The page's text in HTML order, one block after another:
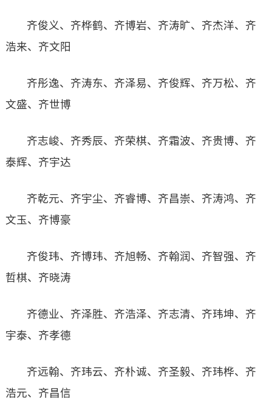
齐俊义、齐桦鹤、齐博岩、齐涛旷、齐杰洋、齐
浩来、齐文阳
齐彤逸、齐涛东、齐泽易、齐俊辉、齐万松、齐
文盛、齐世博
齐志峻、齐秀辰、齐荣棋、齐霜波、齐贵博、齐
泰辉、齐宇达
齐乾元、齐宇尘、齐睿博、齐昌崇、齐涛鸿、齐
文玉、齐博豪
齐俊玮、齐博玮、齐旭畅、齐翰润、齐智强、齐
哲棋、齐晓涛
齐德业、齐泽胜、齐浩泽、齐志清、齐玮坤、齐
宇泰、齐孝德
齐远翰、齐玮云、齐朴诚、齐圣毅、齐玮桦、齐
浩元、齐昌信